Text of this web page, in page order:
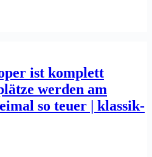
ist komplett
werden am
so teuer | klassik-